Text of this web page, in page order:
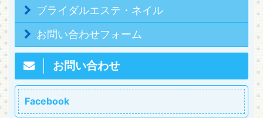
ブライダルエステ・ネイル
お問い合わせフォーム
お問い合わせ
Facebook